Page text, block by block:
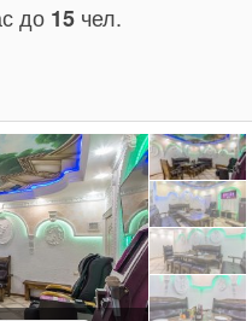
до 15 чел.